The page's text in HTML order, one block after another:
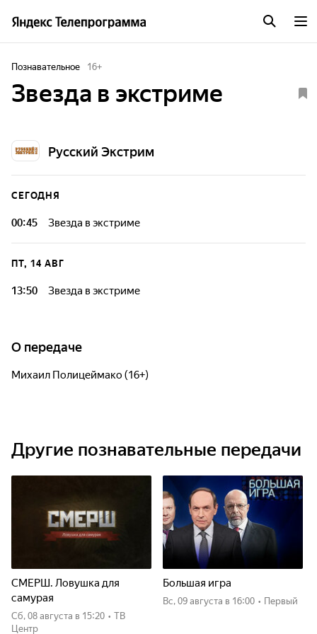
Познавательное 16+
Звезда в экстриме
Русский Экстрим
СЕГОДНЯ
00:45 Звезда в экстриме
ПТ, 14 АВГ
13:50 Звезда в экстриме
О передаче
Михаил Полицеймако (16+)
Другие познавательные передачи
СМЕРШ. Ловушка для
самурая
сб, 08 августа в 15:20 • ТВ
Центр
Большая игра
вс, 09 августа в 16:00 • Первый